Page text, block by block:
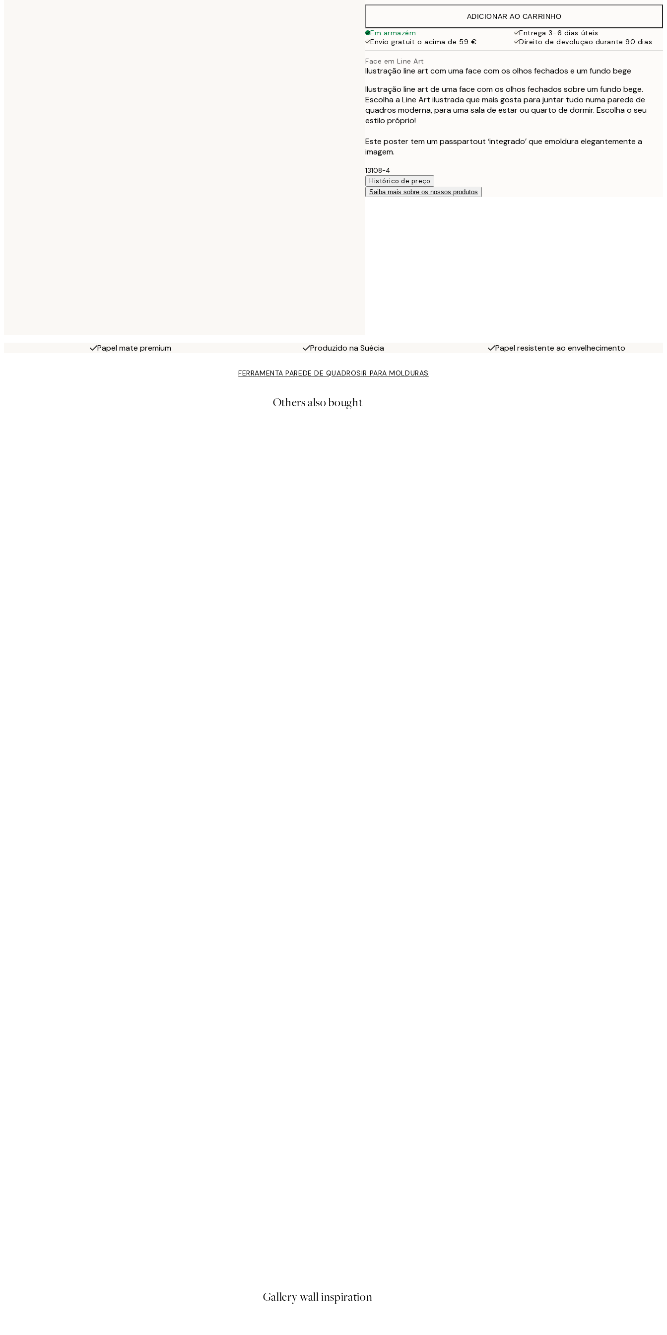
19,95 €
32,45 €
ADICIONAR AO CARRINHO
Em armazém
Entrega 3-6 dias úteis
Envio gratuit o acima de 59 €
Direito de devolução durante 90 dias
Face em Line Art
Ilustração line art com uma face com os olhos fechados e um fundo bege
Ilustração line art de uma face com os olhos fechados sobre um fundo bege.
Escolha a Line Art ilustrada que mais gosta para juntar tudo numa parede de
quadros moderna, para uma sala de estar ou quarto de dormir. Escolha o seu
estilo próprio!
Este poster tem um passpartout ‘integrado’ que emoldura elegantemente a
imagem.
13108-4
Histórico de preço
Saiba mais sobre os nossos produtos
Papel mate premium Produzido na Suécia Papel resistente ao envelhecimento
FERRAMENTA PAREDE DE QUADROSIR PARA MOLDURAS
Others also bought
Gallery wall inspiration